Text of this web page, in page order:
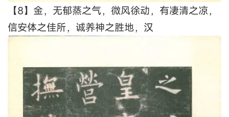
【8】金，无郁蒸之气，微风徐动，有凄清之凉，
信安体之佳所，诚养神之胜地，汉